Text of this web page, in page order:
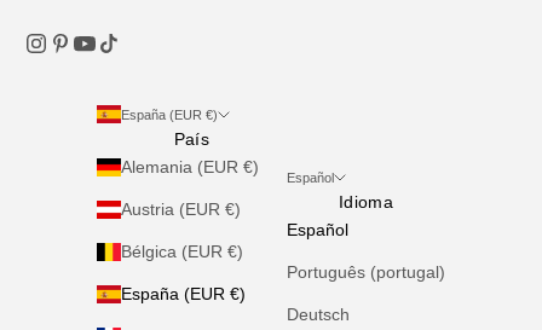
España (EUR €)
País
Alemania (EUR €)
Austria (EUR €)
Bélgica (EUR €)
España (EUR €)
Español
Idioma
Español
Português (portugal)
Deutsch